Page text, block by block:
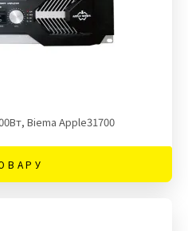
Biema Apple31700